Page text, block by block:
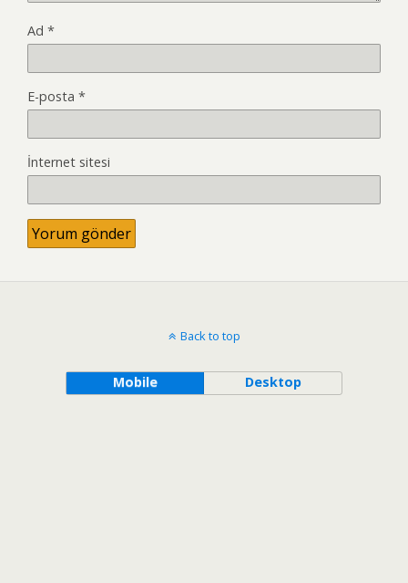
Ad *
E-posta *
İnternet sitesi
Back to top
Mobile Desktop